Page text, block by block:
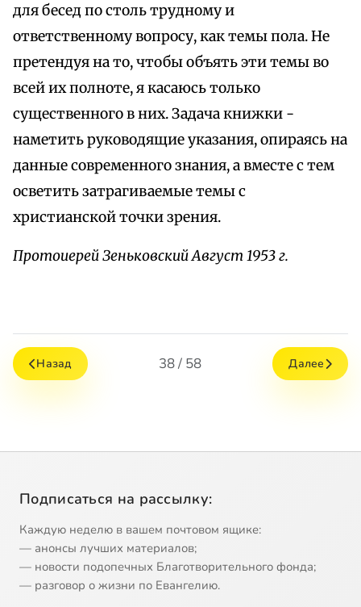
для бесед по столь трудному и
ответственному вопросу, как темы пола. Не
претендуя на то, чтобы объять эти темы во
всей их полноте, я касаюсь только
существенного в них. Задача книжки -
наметить руководящие указания, опираясь на
данные современного знания, а вместе с тем
осветить затрагиваемые темы с
христианской точки зрения.
Протоиерей Зеньковский Август 1953 г.
Назад 38 / 58 Далее
Подписаться на рассылку:
Каждую неделю в вашем почтовом ящике:
— анонсы лучших материалов;
— новости подопечных Благотворительного фонда;
— разговор о жизни по Евангелию.